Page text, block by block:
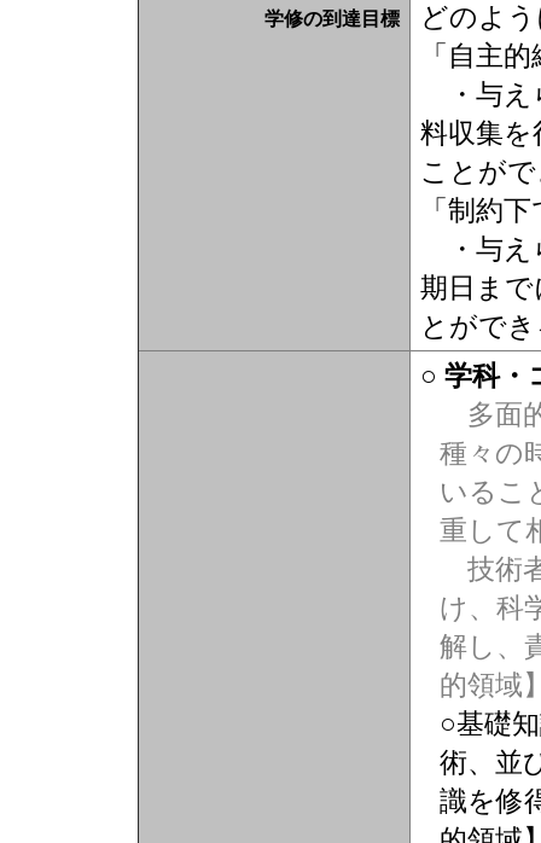
学修の到達目標
どのよ
「自主
・与え
料収集
ことが
「制約
・与え
期日ま
とがで
○ 学科・
多面
種々の
いるこ
重して
技術
け、科
解し、
的領域
○基礎
術、並
識を修